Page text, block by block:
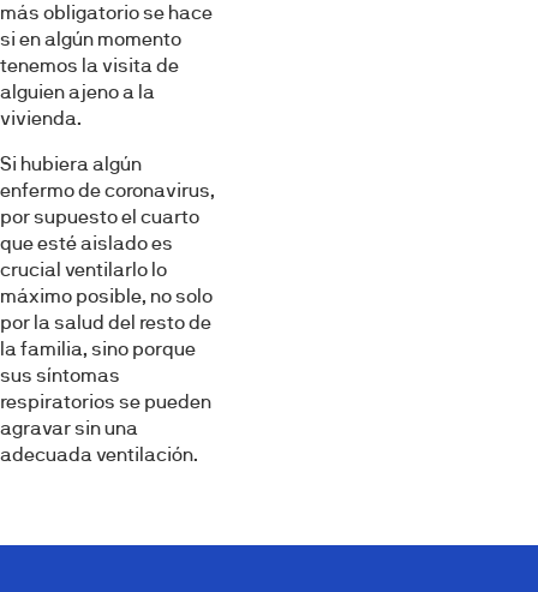
más obligatorio se hace
si en algún momento
tenemos la visita de
alguien ajeno a la
vivienda.
Si hubiera algún
enfermo de coronavirus,
por supuesto el cuarto
que esté aislado es
crucial ventilarlo lo
máximo posible, no solo
por la salud del resto de
la familia, sino porque
sus síntomas
respiratorios se pueden
agravar sin una
adecuada ventilación.